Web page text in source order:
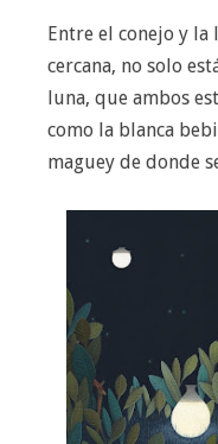
Entre el conejo y
cercana, no solo
luna, que ambos
como la blanca
maguey de donde